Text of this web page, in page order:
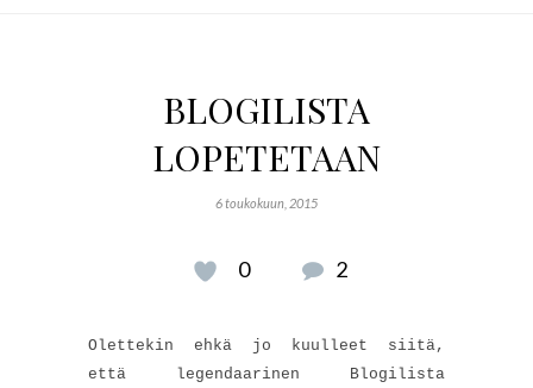
BLOGILISTA
LOPETETAAN
6 toukokuun, 2015
0 2
Olettekin ehkä jo kuulleet siitä,
että legendaarinen Blogilista